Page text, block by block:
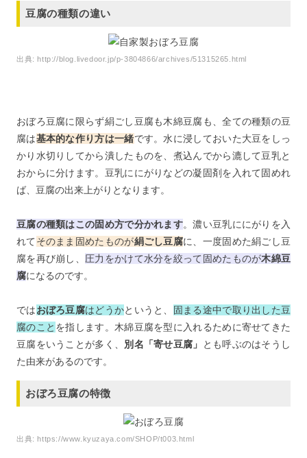
豆腐の種類の違い
出典:http://blog.livedoor.jp/p-3804866/archives/51315265.html
おぼろ豆腐に限らず絹ごし豆腐も木綿豆腐も、全ての種類の豆
腐は基本的な作り方は一緒です。水に浸しておいた大豆をしっ
かり水切りしてから潰したものを、煮込んでから漉して豆乳と
おからに分けます。豆乳ににがりなどの凝固剤を入れて固めれ
ば、豆腐の出来上がりとなります。
豆腐の種類はこの固め方で分かれます。濃い豆乳ににがりを入
れて そのまま固めたものが絹ごし豆腐に、一度固めた絹ごし豆
腐を再び崩し、 圧力をかけて水分を絞って固めたものが木綿豆
腐になるのです。
ではおぼろ豆腐はどうかというと、
固まる途中で取り出した豆
腐のこと を指します。木綿豆腐を型に入れるために寄せてきた
豆腐をいうことが多く、 別名「寄せ豆腐」
とも呼ぶのはそうし
た由来があるのです。
おぼろ豆腐の特徴
出典:https://www.kyuzaya.com/SHOP/t003.html